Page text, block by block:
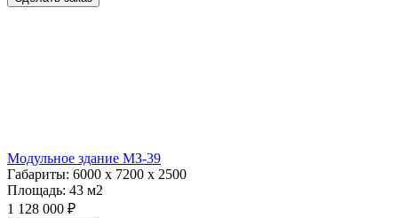
Модульное здание МЗ-39
Габариты: 6000 х 7200 х 2500
Площадь: 43 м2
1 128 000 ₽